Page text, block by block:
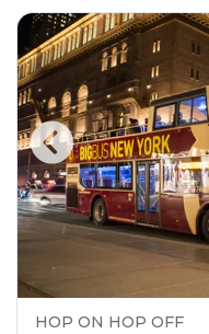
HOP ON HOP OFF